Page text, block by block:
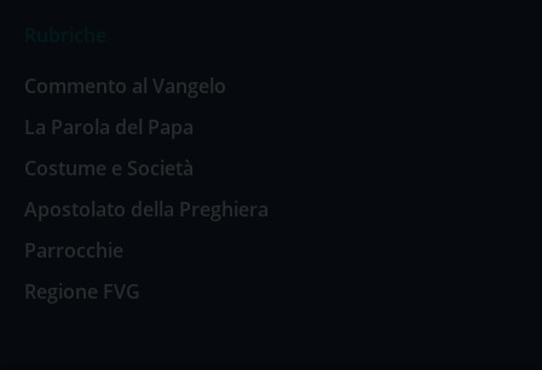
Commento al Vangelo
La Parola del Papa
Costume e Società
Apostolato della Preghiera
Parrocchie
Regione FVG